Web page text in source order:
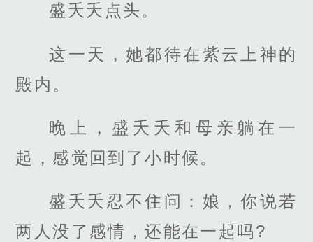
盛夭夭点头。
这一天，她都待在紫云上神的
殿内。
晚上，盛夭夭和母亲躺在一
起，感觉回到了小时候。
盛夭夭忍不住问：娘，你说若
两人没了感情，还能在一起吗?